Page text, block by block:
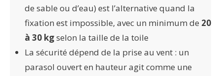
de sable ou d’eau) est l’alternative quand la
fixation est impossible, avec un minimum de 20
à 30 kgselon la taille de la toile
La sécurité dépend de la prise au vent : un
parasol ouvert en hauteur agit comme une